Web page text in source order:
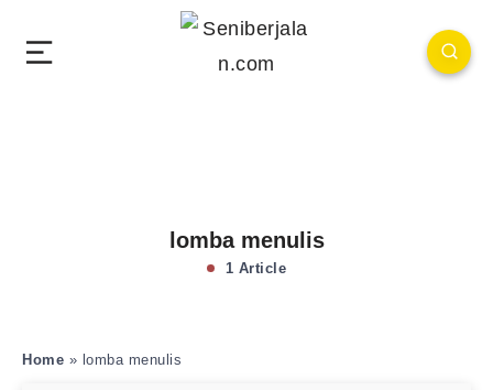
lomba menulis
1 Article
Home » lomba menulis